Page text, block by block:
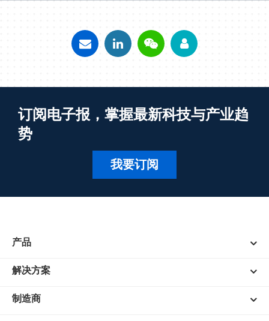
订阅电子报，掌握最新科技与产业趋
势
我要订阅
产品
解决方案
制造商